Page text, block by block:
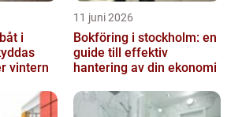
i
vintern
11 juni 2026
Bokföring i stockholm: en
guide till effektiv
hantering av din ekonomi